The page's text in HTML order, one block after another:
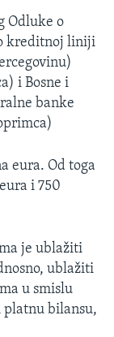
Odluke o
kreditnoj liniji
i Bosne i
banke
eura. Od toga
i 750
je ublažiti
ublažiti
u smislu
bilansu,